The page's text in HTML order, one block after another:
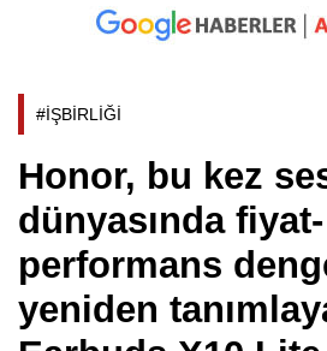
#İŞBİRLİĞİ
Honor, bu kez
dünyasında fiyat-
performans
yeniden